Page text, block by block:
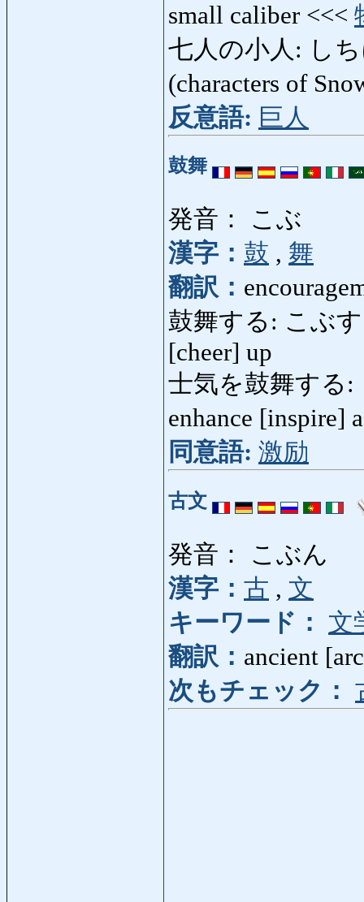
small caliber <<<
七人の小人: し
(characters of
反意語: 巨人
鼓舞
発音： こぶ
漢字： 鼓 , 舞
翻訳：
鼓舞する: こぶす
[cheer] up
士気を鼓舞する:
enhance [inspire]
同意語: 激励
古文
発音： こぶん
漢字： 古 , 文
キーワード：
文
翻訳： ancient
次もチェック：